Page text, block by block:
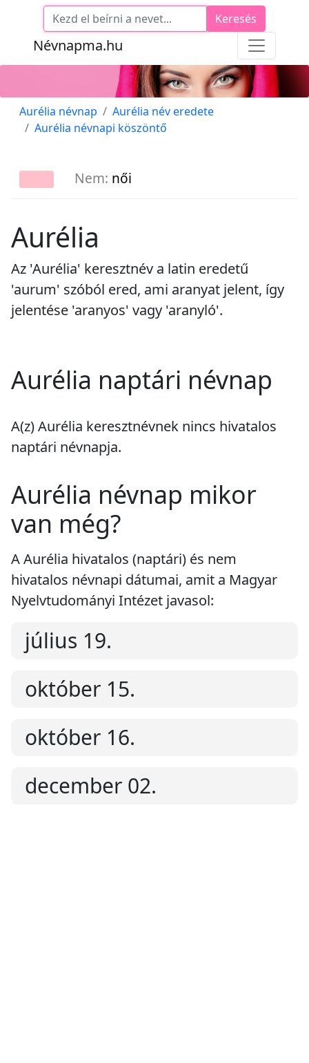
Névnapma.hu
Keresés
Aurélia névnap
Aurélia név eredete
Aurélia névnapi köszöntő
Nem: női
Aurélia
Az 'Aurélia' keresztnév a latin eredetű
'aurum' szóból ered, ami aranyat jelent, így
jelentése 'aranyos' vagy 'aranyló'.
Aurélia naptári névnap
A(z) Aurélia keresztnévnek nincs hivatalos
naptári névnapja.
Aurélia névnap mikor
van még?
A Aurélia hivatalos (naptári) és nem
hivatalos névnapi dátumai, amit a Magyar
Nyelvtudományi Intézet javasol:
július 19.
október 15.
október 16.
december 02.